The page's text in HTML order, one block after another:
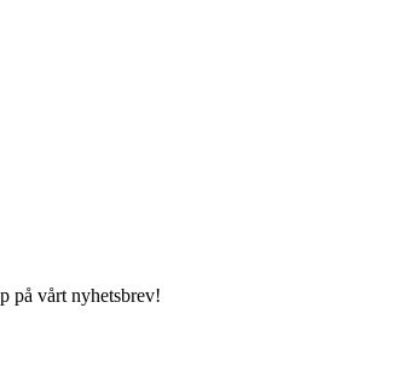
på vårt nyhetsbrev!